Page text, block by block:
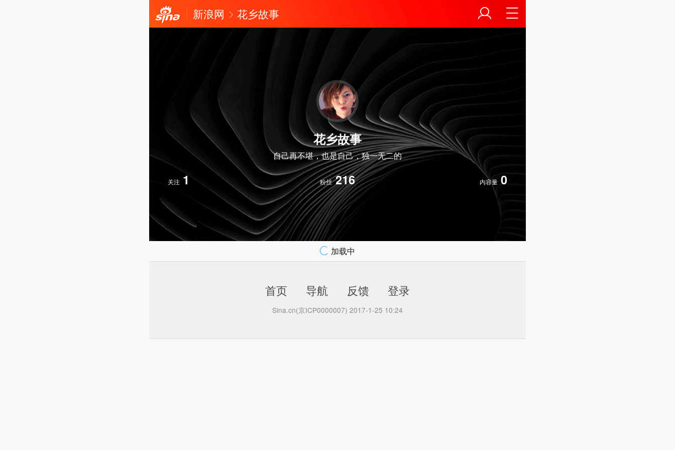
新浪网 花乡故事
花乡故事
自己再不堪，也是自己，独一无二的
关注 1 粉丝 216 内容量 0
加载中
首页 导航 反馈 登录
Sina.cn(京ICP0000007) 2017-1-25 10:24